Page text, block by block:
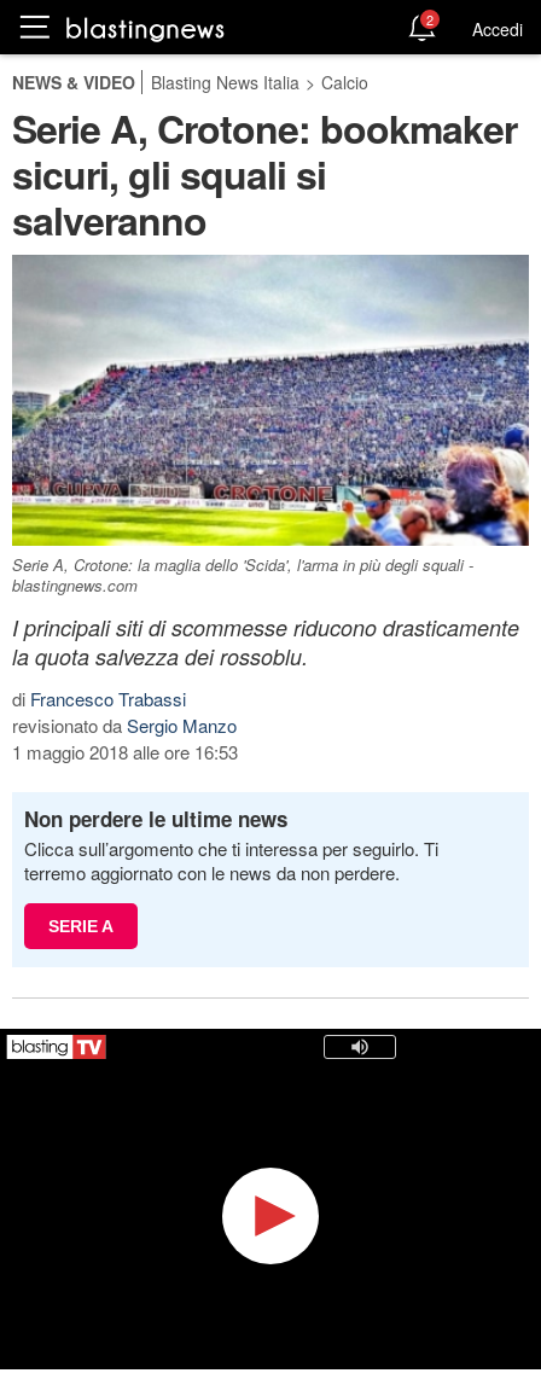
2 Accedi
NEWS & VIDEO Blasting News Italia > Calcio
Serie A, Crotone: bookmaker
sicuri, gli squali si
salveranno
Serie A, Crotone: la maglia dello 'Scida', l'arma in più degli squali -
blastingnews.com
I principali siti di scommesse riducono drasticamente
la quota salvezza dei rossoblu.
di Francesco Trabassi
revisionato daSergio Manzo
1 maggio 2018 alle ore 16:53
Non perdere le ultime news
Clicca sull’argomento che ti interessa per seguirlo. Ti
terremo aggiornato con le news da non perdere.
SERIE A